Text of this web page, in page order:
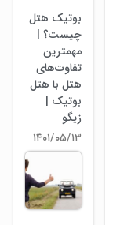
بوتیک هتل
چیست؟ |
مهمترین
تفاوت‌های
هتل با هتل
بوتیک |
زیگو
۱۴۰۱/۰۵/۱۳